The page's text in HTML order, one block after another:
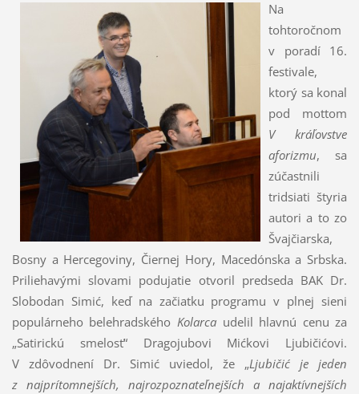
Na
tohtoročnom
v poradí 16.
festivale,
ktorý sa konal
pod mottom
V kráľovstve
aforizmu, sa
zúčastnili
tridsiati štyria
autori a to zo
Švajčiarska,
Bosny a Hercegoviny, Čiernej Hory, Macedónska a Srbska.
Priliehavými slovami podujatie otvoril predseda BAK Dr.
Slobodan Simić, keď na začiatku programu v plnej sieni
populárneho belehradského Kolarca udelil hlavnú cenu za
„Satirickú smelosť“ Dragojubovi Mićkovi Ljubičićovi.
V zdôvodnení Dr. Simić uviedol, že „Ljubičić je jeden
z najprítomnejších, najrozpoznateľnejších a najaktívnejších